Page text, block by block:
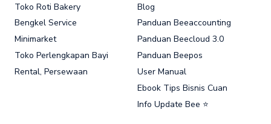
Toko Roti Bakery
Bengkel Service
Minimarket
Toko Perlengkapan Bayi
Rental, Persewaan
Blog
Panduan Beeaccounting
Panduan Beecloud 3.0
Panduan Beepos
User Manual
Ebook Tips Bisnis Cuan
Info Update Bee ⭐